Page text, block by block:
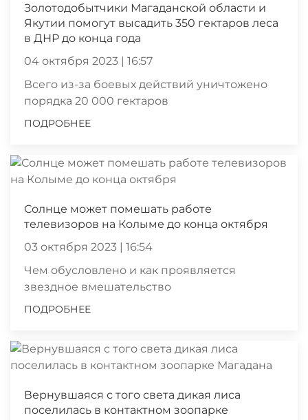
Золотодобытчики Магаданской области и
Якутии помогут высадить 350 гектаров леса
в ДНР до конца года
04 октября 2023 | 16:57
Всего из-за боевых действий уничтожено
порядка 20 000 гектаров
ПОДРОБНЕЕ
Солнце может помешать работе
телевизоров на Колыме до конца октября
03 октября 2023 | 16:54
Чем обусловлено и как проявляется
звездное вмешательство
ПОДРОБНЕЕ
Вернувшаяся с того света дикая лиса
поселилась в контактном зоопарке